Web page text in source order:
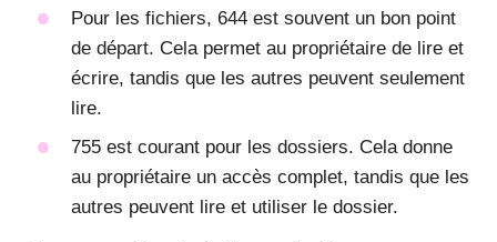
Pour les fichiers, 644 est souvent un bon point
de départ. Cela permet au propriétaire de lire et
écrire, tandis que les autres peuvent seulement
lire.
755 est courant pour les dossiers. Cela donne
au propriétaire un accès complet, tandis que les
autres peuvent lire et utiliser le dossier.